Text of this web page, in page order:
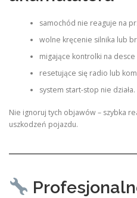
samochód nie reaguje na
wolne kręcenie silnika lub
migające kontrolki na
resetujące się radio lub
system start-stop nie działa.
Nie ignoruj tych objawów – szybka
uszkodzeń pojazdu.